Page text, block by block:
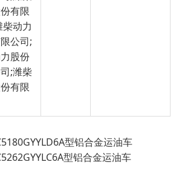
有限
动力
公司;
股份
;潍柴
有限
型铝合金运油车
型铝合金运油车